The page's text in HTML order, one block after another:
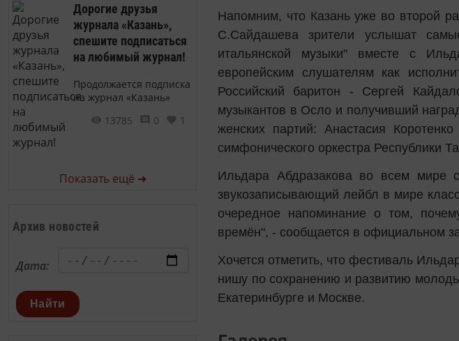
Дорогие друзья
журнала «Казань»,
спешите подписаться
на любимый журнал!
Продолжается подписка
на журнал «Казань»
13785
0 1
Показать ещё ➜
Архив новостей
Дата:
Найти
Напомним, что Казань уже во второй
С.Сайдашева зрители услышат
итальянской музыки" вместе с
европейским слушателям как
Российский баритон - Сергей
музыкантов в Осло и получивший
женских партий: Анастасия
симфонического оркестра Республики
Ильдара Абдразакова во всем мире
звукозаписывающий лейбл в мире
очередное напоминание о том,
времён", - сообщается в официальном
Хочется отметить, что фестиваль
нишу по сохранению и развитию
Екатеринбурге и Москве.